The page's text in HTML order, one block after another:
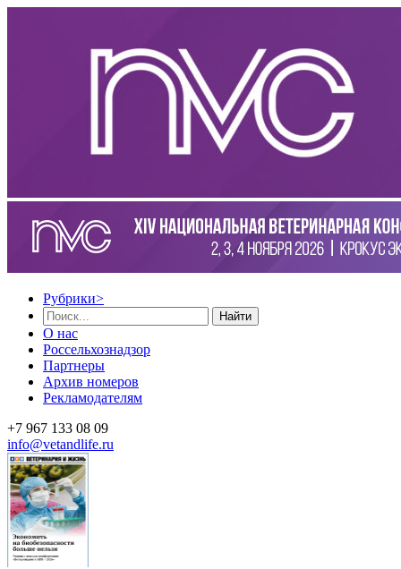
Рубрики>
Найти
О нас
Россельхознадзор
Партнеры
Архив номеров
Рекламодателям
+7 967 133 08 09
info@vetandlife.ru